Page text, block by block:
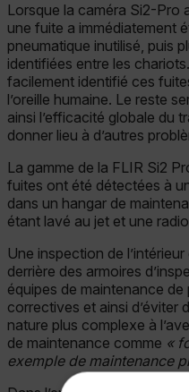
Lorsque la caméra Si2-Pro
une fuite a immédiatement
pneumatique inutilisé, puis
identifiées entre les
facilement identifié ces
l’oreille humaine. Le reste
ainsi l’efficacité globale du
donner lieu à d’autres
La gamme de la FLIR Si2
fuites ont été détectées à
dans un hangar de
étant lavé au jet et une
Une inspection de
derrière des armoires
équipes de maintenance de
correctives et ainsi d’éviter
nature plus complexe à
de maintenance comme «
exemple de maintenance